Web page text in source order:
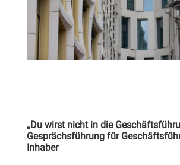
„Du wirst nicht in die
Gesprächsführung für
Inhaber